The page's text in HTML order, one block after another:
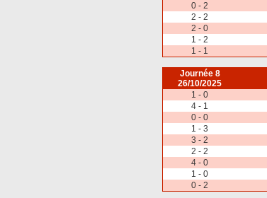
0 - 2
2 - 2
2 - 0
1 - 2
1 - 1
Journée 8
26/10/2025
1 - 0
4 - 1
0 - 0
1 - 3
3 - 2
2 - 2
4 - 0
1 - 0
0 - 2